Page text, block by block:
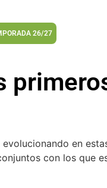
26/27
en
con los que